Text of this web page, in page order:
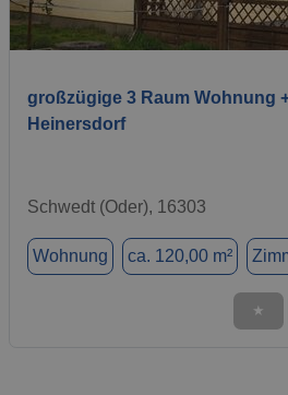
großzügige 3 Raum Wohnung
Heinersdorf
Schwedt (Oder), 16303
Wohnung ca. 120,00 m²
★